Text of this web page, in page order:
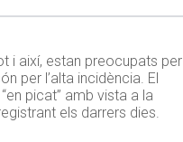
i així, estan preocupats per
per l’alta incidència. El
picat” amb vista a la
els darrers dies.